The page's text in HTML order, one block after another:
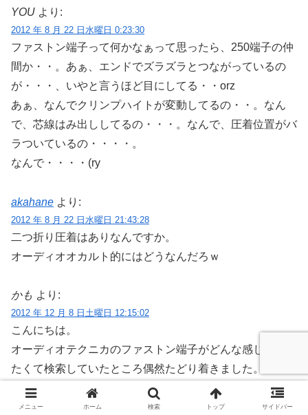
YOU より:
2012 年 8 月 22 日水曜日 0:23:30
ファストン端子って何かなぁって思ったら、250端子の仲
間か・・。あぁ、エンドでズラズラとつながっているの
が・・・、いやと言うほど目にしてる・・orz
あぁ、なんでクリンプハイトが変動してるの・・。なん
で、芯線はみ出ししてるの・・・。なんで、圧着位置がバ
ラついているの・・・・。
なんで・・・・(ry
akahane より:
2012 年 8 月 22 日水曜日 21:43:28
二つ折り圧着はありなんですか。
オーディオオカルト的にはどうなんだろｗ
かも より:
2012 年 12 月 8 日土曜日 12:15:02
こんにちは。
オーディオテクニカのファストン端子がどんな感じが知り
たくて検索していたところ偶然たどり着きました。
もう解決されたかもしれませんが、ファストン端子が上手
くかしめられない件についてです。
メニュー ホーム 検索 トップ サイドバー